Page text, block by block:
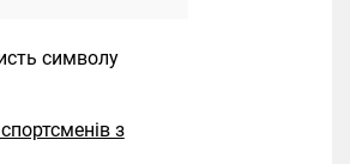
символу
з